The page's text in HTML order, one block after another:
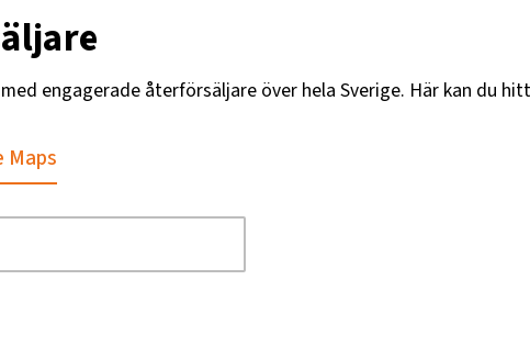
engagerade återförsäljare över hela Sverige. Här kan du
Maps